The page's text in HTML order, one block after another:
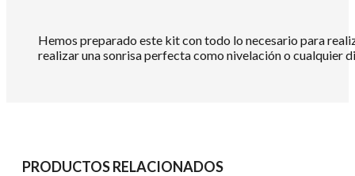
Hemos preparado este kit con todo lo necesario para
realizar una sonrisa perfecta como nivelación o cualquier
PRODUCTOS RELACIONADOS